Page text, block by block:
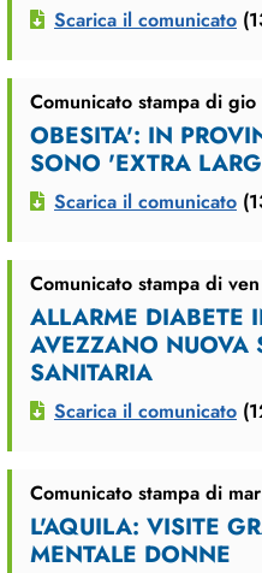
Scarica il comunicato
Comunicato stampa di
OBESITA': IN
SONO 'EXTRA
Scarica il comunicato
Comunicato stampa di
ALLARME DIABETE
AVEZZANO NUOVA
SANITARIA
Scarica il comunicato
Comunicato stampa di
L'AQUILA: VISITE
MENTALE DONNE